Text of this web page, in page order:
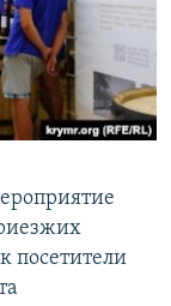
посетители